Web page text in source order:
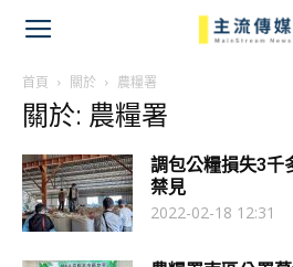
首頁 關於 農糧署
關於: 農糧署
調包公糧損失3千
禁見
2022-02-18 12:31